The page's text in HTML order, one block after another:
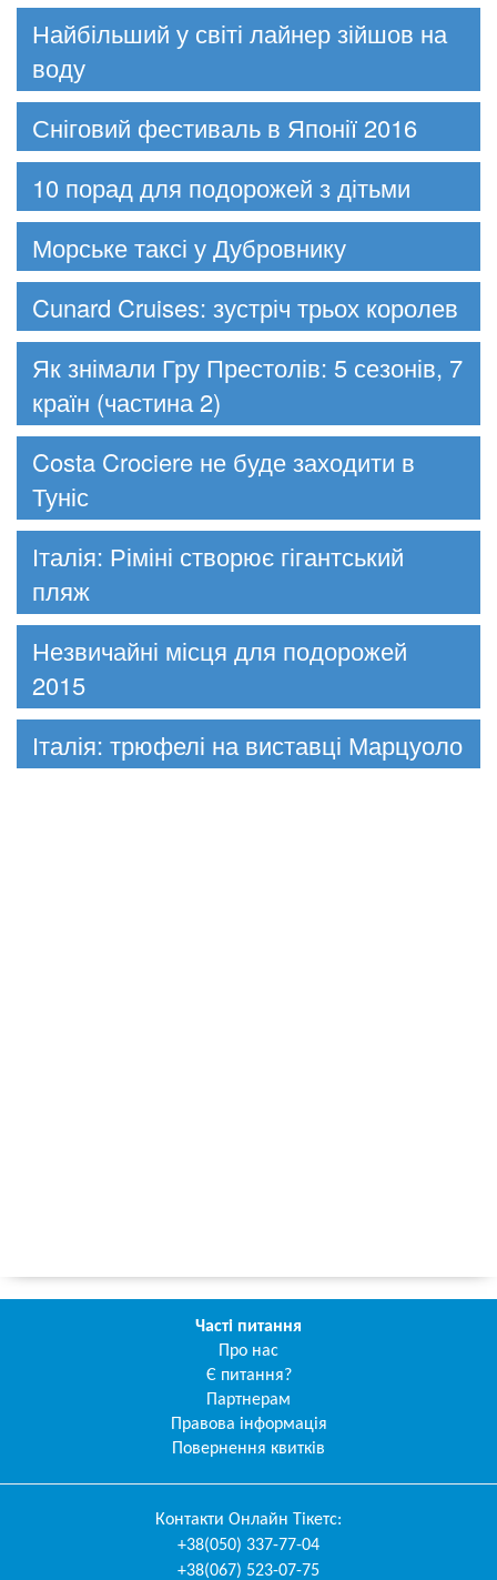
Найбільший у світі лайнер зійшов на
воду
Сніговий фестиваль в Японії 2016
10 порад для подорожей з дітьми
Морське таксі у Дубровнику
Cunard Cruises: зустріч трьох королев
Як знімали Гру Престолів: 5 сезонів, 7
країн (частина 2)
Costa Crociere не буде заходити в
Туніс
Італія: Ріміні створює гігантський
пляж
Незвичайні місця для подорожей
2015
Італія: трюфелі на виставці Марцуоло
Часті питання
Про нас
Є питання?
Партнерам
Правова інформація
Повернення квитків
Контакти Онлайн Тікетс:
+38(050) 337-77-04
+38(067) 523-07-75